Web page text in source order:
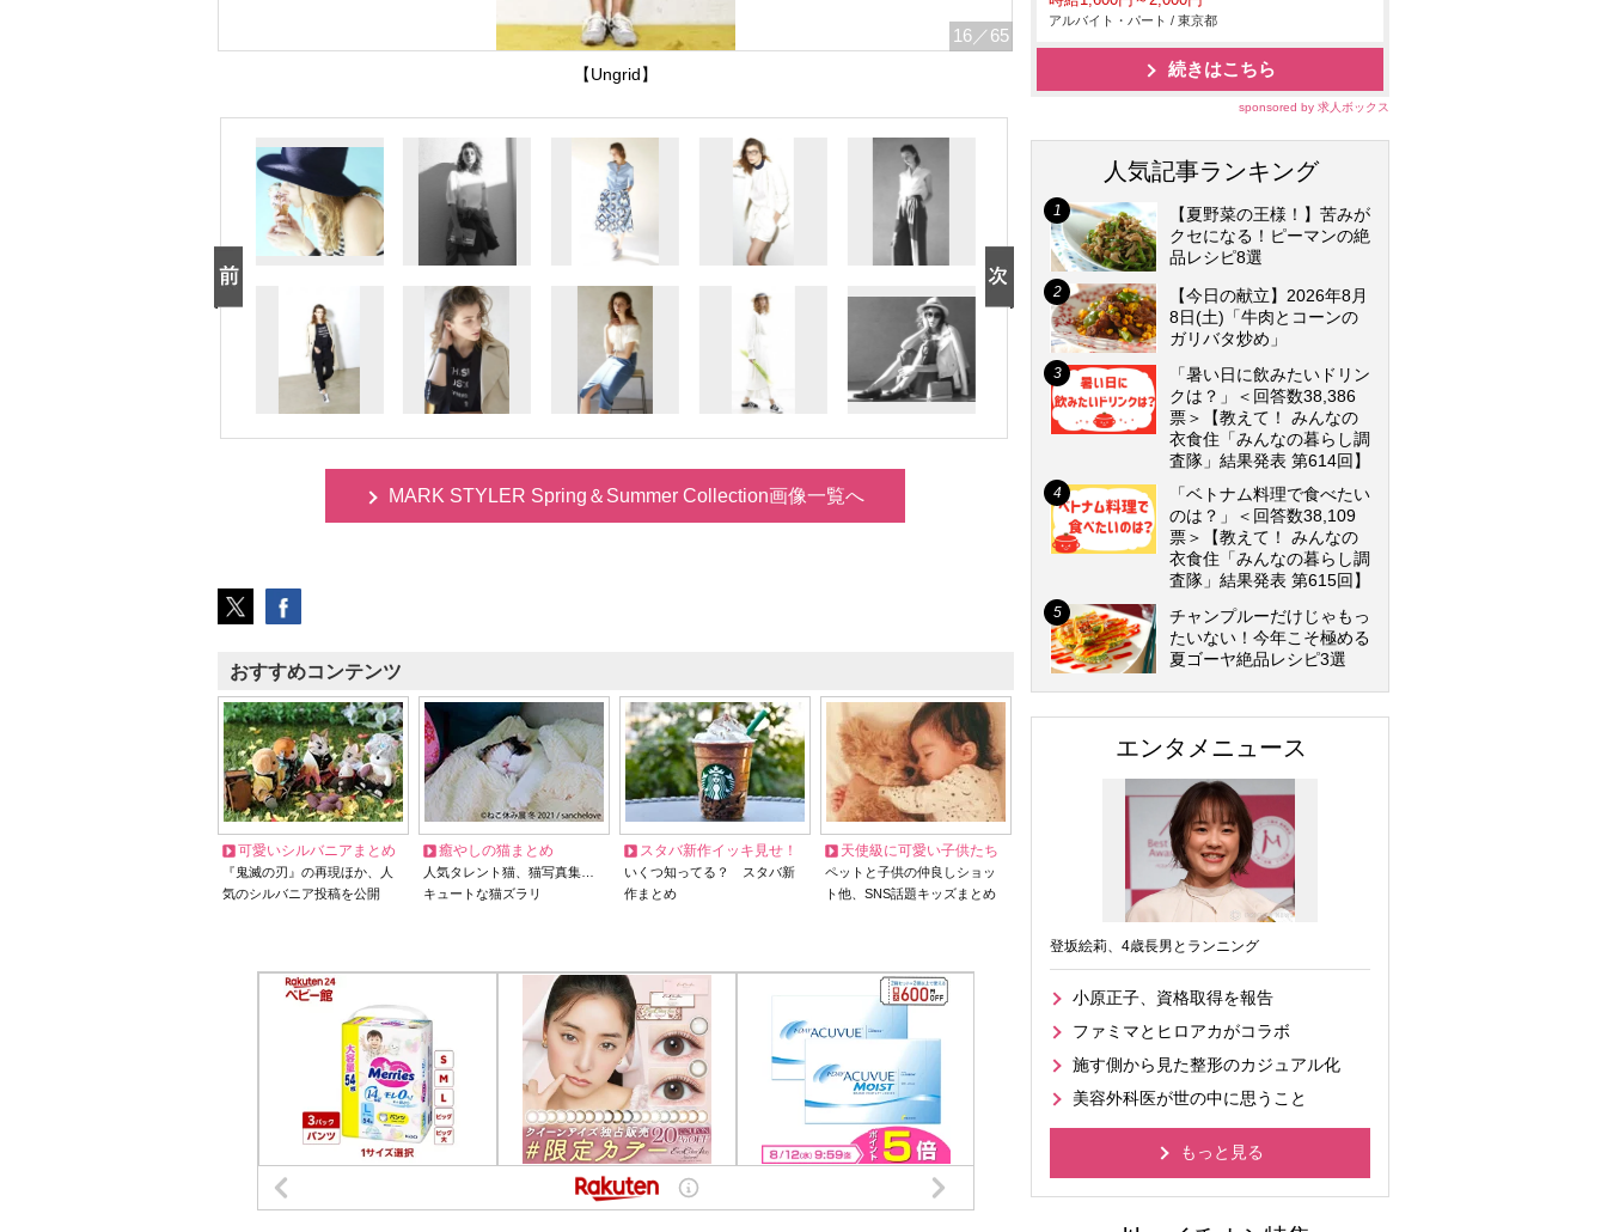
16 ／65
【Ungrid】
MARK STYLER Spring＆Summer Collection画像一覧へ
おすすめコンテンツ
可愛いシルバニアまとめ
『鬼滅の刃』の再現ほか、人
気のシルバニア投稿を公開
癒やしの猫まとめ
人気タレント猫、猫写真集…
キュートな猫ズラリ
スタバ新作イッキ見せ！
いくつ知ってる？ スタバ新
作まとめ
天使級に可愛い子供たち
ペットと子供の仲良しショッ
ト他、SNS話題キッズまとめ
アルバイト・パート / 東京都
続きはこちら
sponsored by 求人ボックス
人気記事ランキング
【夏野菜の王様！】苦みが
クセになる！ピーマンの絶
品レシピ8選
【今日の献立】2026年8月
8日(土)「牛肉とコーンの
ガリバタ炒め」
「暑い日に飲みたいドリン
クは？」＜回答数38,386
票＞【教えて！ みんなの
衣食住「みんなの暮らし調
査隊」結果発表 第614回】
「ベトナム料理で食べたい
のは？」＜回答数38,109
票＞【教えて！ みんなの
衣食住「みんなの暮らし調
査隊」結果発表 第615回】
チャンプルーだけじゃもっ
たいない！今年こそ極める
夏ゴーヤ絶品レシピ3選
エンタメニュース
登坂絵莉、4歳長男とランニング
小原正子、資格取得を報告
ファミマとヒロアカがコラボ
施す側から見た整形のカジュアル化
美容外科医が世の中に思うこと
もっと見る